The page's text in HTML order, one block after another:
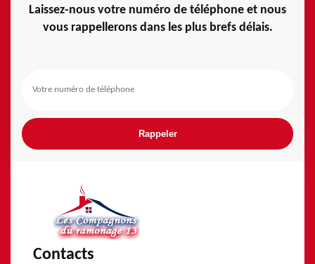
Laissez-nous votre numéro de téléphone et nous
vous rappellerons dans les plus brefs délais.
Contacts